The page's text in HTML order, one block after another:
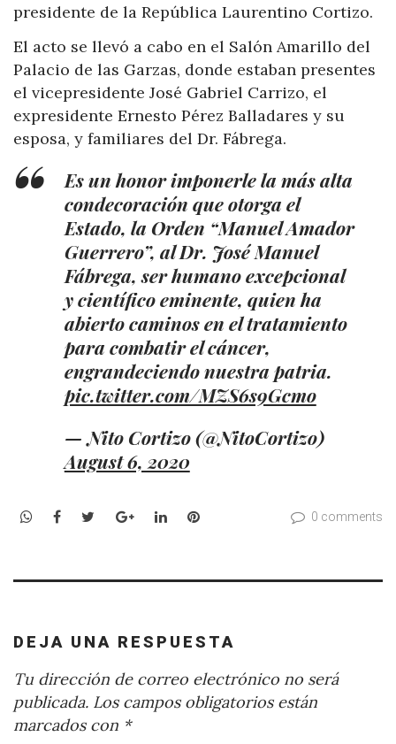
presidente de la República Laurentino Cortizo.
El acto se llevó a cabo en el Salón Amarillo del
Palacio de las Garzas, donde estaban presentes
el vicepresidente José Gabriel Carrizo, el
expresidente Ernesto Pérez Balladares y su
esposa, y familiares del Dr. Fábrega.
Es un honor imponerle la más alta
condecoración que otorga el
Estado, la Orden “Manuel Amador
Guerrero”, al Dr. José Manuel
Fábrega, ser humano excepcional
y científico eminente, quien ha
abierto caminos en el tratamiento
para combatir el cáncer,
engrandeciendo nuestra patria.
pic.twitter.com/MZS6s9Gcmo
— Nito Cortizo (@NitoCortizo)
August 6, 2020
WhatsApp
Facebook
TwitterGoogle+LinkedInPinterest 0 comments
DEJA UNA RESPUESTA
Tu dirección de correo electrónico no será
publicada. Los campos obligatorios están
marcados con *